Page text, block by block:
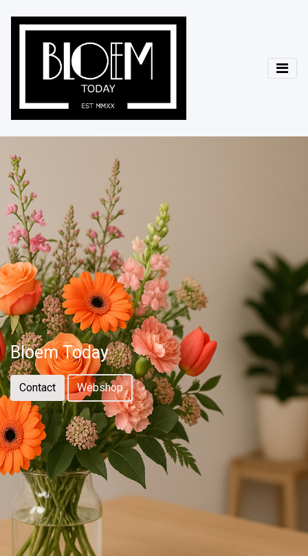
Bloem Today
Contact Webshop